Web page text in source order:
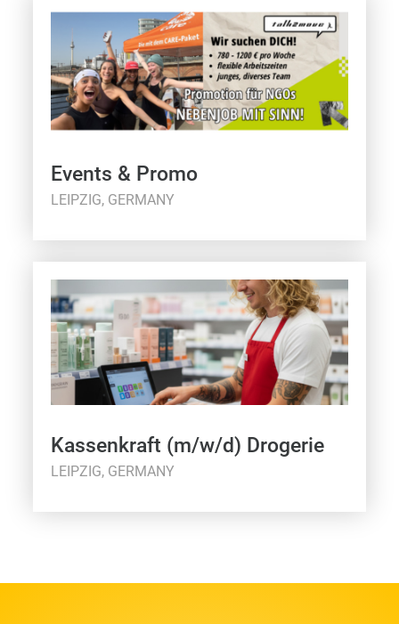
Events & Promo
LEIPZIG, GERMANY
Kassenkraft (m/w/d) Drogerie
LEIPZIG, GERMANY